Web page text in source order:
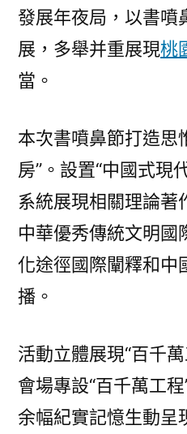
發展年夜局，以書噴
展，多舉并重展現桃
當。
本次書噴鼻節打造思
房”。設置“中國式現
系統展現相關理論著
中華優秀傳統文明國
化途徑國際闡釋和中
播。
活動立體展現“百千
會場專設“百千萬工
余幅紀實記憶生動呈